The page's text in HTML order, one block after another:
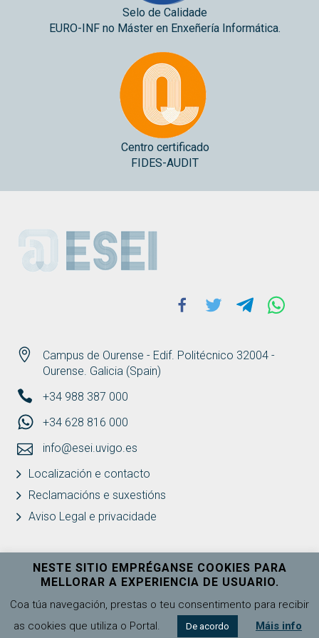
Selo de Calidade
EURO-INF no Máster en Enxeñería Informática.
Centro certificado
FIDES-AUDIT
ESEI
Campus de Ourense - Edif. Politécnico 32004 -
Ourense. Galicia (Spain)
+34 988 387 000
+34 628 816 000
info@esei.uvigo.es
Localización e contacto
Reclamacións e suxestións
Aviso Legal e privacidade
Facebook
Twitter Telegram
NESTE SITIO EMPRÉGANSE COOKIES PARA
MELLORAR A EXPERIENCIA DE USUARIO.
Coa túa navegación, prestas o teu consentimento para recibir
as cookies que utiliza o Portal.
De acordo Máis info